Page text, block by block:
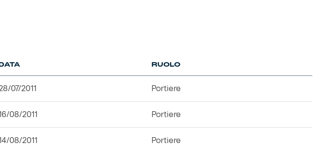
RUOLO
07/2011 Portiere
08/2011 Portiere
08/2011 Portiere